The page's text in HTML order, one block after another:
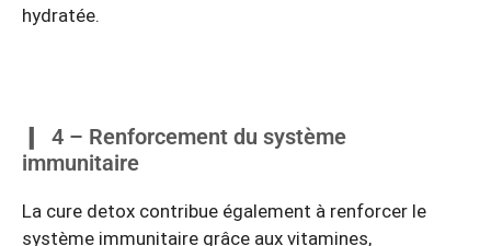
hydratée.
4 – Renforcement du système
immunitaire
La cure detox contribue également à renforcer le
système immunitaire grâce aux vitamines,